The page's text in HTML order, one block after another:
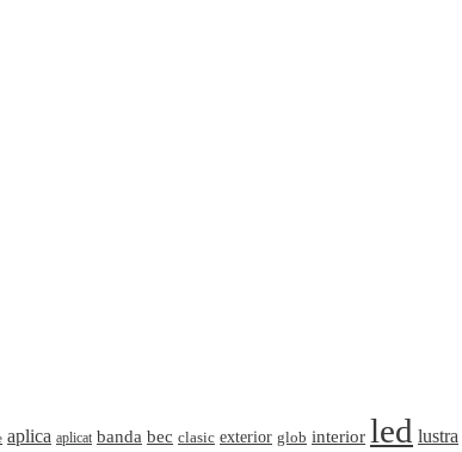
aplica aplicat banda bec clasic exterior glob interior led lustra